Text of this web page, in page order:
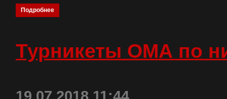
Подробнее
Турникеты ОМА по